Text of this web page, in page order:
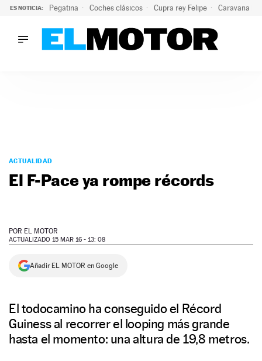
ES NOTICIA: Pegatina Coches clásicos Cupra rey Felipe Caravana
PODCAST
MOTOS
PREMIOS
SÍGUENOS
ACTUALIDAD
El F-Pace ya rompe récords
POR EL MOTOR
ACTUALIZADO 15 MAR 16 - 13: 08
Añadir EL MOTOR en Google
El todocamino ha conseguido el Récord
Guiness al recorrer el looping más grande
hasta el momento: una altura de 19,8 metros.